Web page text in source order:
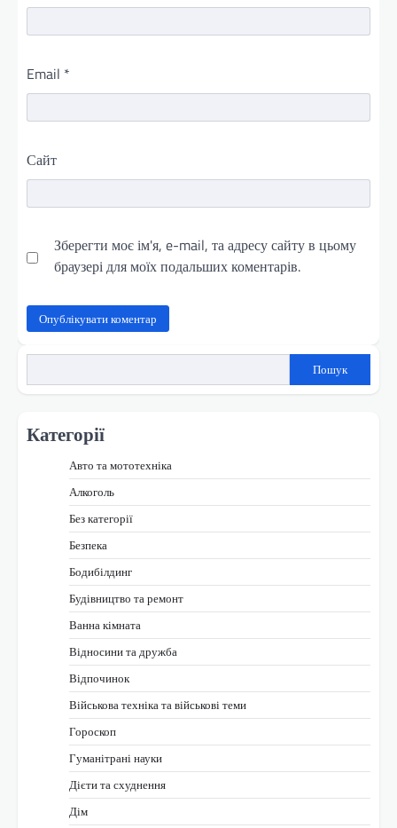
Email *
Сайт
Зберегти моє ім'я, e-mail, та адресу сайту в цьому
браузері для моїх подальших коментарів.
Пошук
Категорії
Авто та мототехніка
Алкоголь
Без категорії
Безпека
Бодибілдинг
Будівництво та ремонт
Ванна кімната
Відносини та дружба
Відпочинок
Військова техніка та військові теми
Гороскоп
Гуманітрані науки
Дієти та схуднення
Дім